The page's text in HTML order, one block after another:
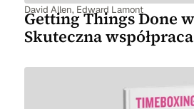
David Allen, Edward Lamont
Getting Things Done
Skuteczna